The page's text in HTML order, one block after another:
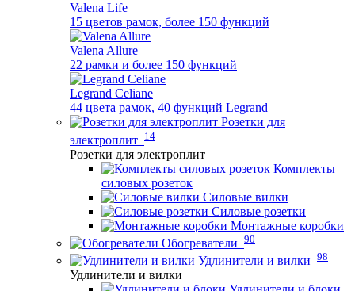
Valena Life
15 цветов рамок, более 150 функций
Valena Allure
22 рамки и более 150 функций
Legrand Celiane
44 цвета рамок, 40 функций Legrand
Розетки для
электроплит 14
Розетки для электроплит
Комплекты
силовых розеток
Силовые вилки
Силовые розетки
Монтажные коробки
Обогреватели 90
Удлинители и вилки 98
Удлинители и вилки